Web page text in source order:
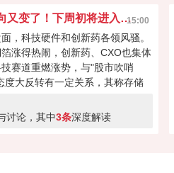
市场风向又变了！下周初将进入关键窗口？15:00
，科技硬件和创新药各领风骚。
涨得热闹，创新药、CXO也集体
赛道重燃涨势，与"股市吹哨
度大反转有一定关系，其称存储
去，市场焦点要转向资本回馈，回
流或将成新催化。经过本周的连续
讨论，其中3条深度解读